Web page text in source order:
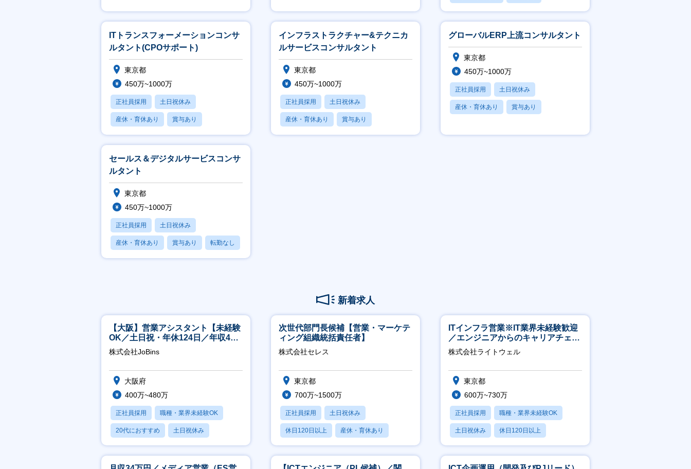
フレックス
ITトランスフォーメーションコンサ
ルタント(CPOサポート)
東京都
450万~1000万
正社員採用 土日祝休み
産休・育休あり 賞与あり
フレックス
インフラストラクチャー&テクニカ
ルサービスコンサルタント
東京都
450万~1000万
正社員採用 土日祝休み
産休・育休あり 賞与あり
フレックス
グローバルERP上流コンサルタント
東京都
450万~1000万
正社員採用 土日祝休み
産休・育休あり 賞与あり
セールス＆デジタルサービスコンサ
ルタント
東京都
450万~1000万
正社員採用 土日祝休み
産休・育休あり 賞与あり 転勤なし
新着求人
【大阪】営業アシスタント【未経験
OK／土日祝・年休124日／年収400
万～／転勤なし】
株式会社JoBins
大阪府
400万~480万
正社員採用 職種・業界未経験OK
20代におすすめ 土日祝休み
休日120日以上
次世代部門長候補【営業・マーケテ
ィング組織統括責任者】
株式会社セレス
東京都
700万~1500万
正社員採用 土日祝休み
休日120日以上 産休・育休あり
賞与あり
ITインフラ営業※IT業界未経験歓迎
／エンジニアからのキャリアチェン
ジ可※【週3～4日リモート可能】
株式会社ライトウェル
東京都
600万~730万
正社員採用 職種・業界未経験OK
土日祝休み 休日120日以上
月残業20時間以内